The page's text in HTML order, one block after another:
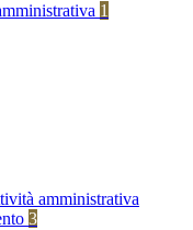
1
amministrativa
3